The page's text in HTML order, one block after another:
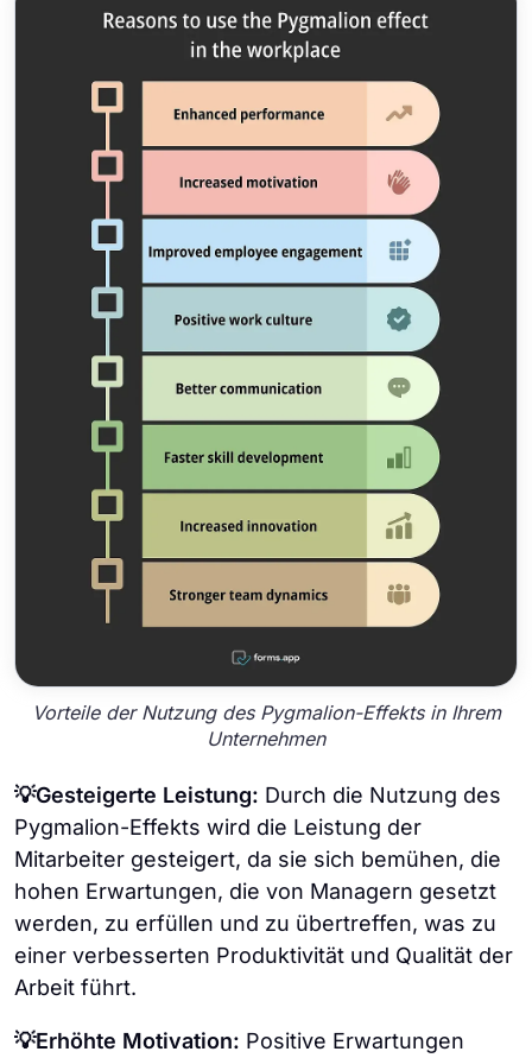
Vorteile der Nutzung des Pygmalion-Effekts in Ihrem
Unternehmen
💡Gesteigerte Leistung: Durch die Nutzung des
Pygmalion-Effekts wird die Leistung der
Mitarbeiter gesteigert, da sie sich bemühen, die
hohen Erwartungen, die von Managern gesetzt
werden, zu erfüllen und zu übertreffen, was zu
einer verbesserten Produktivität und Qualität der
Arbeit führt.
💡Erhöhte Motivation: Positive Erwartungen